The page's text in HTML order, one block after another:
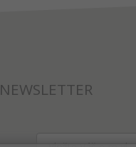
NEWSLETTER